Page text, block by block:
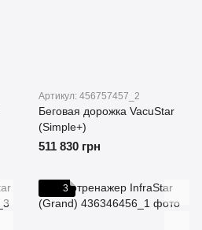
Артикул: 456757457_2
Беговая дорожка VacuStar
(Simple+)
511 830 грн
3